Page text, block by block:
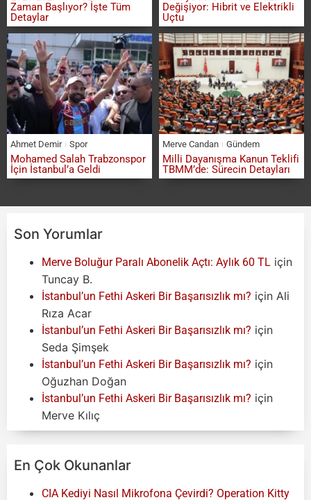
Zaman Başlıyor? İşte Tüm
Detaylar
Değişiyor: Hibrit ve Elektrikli
Uçtu
Ahmet Demir Spor
Mohamed Salah Trabzonspor
İçin İstanbul’a Geldi
Merve Candan Gündem
Milli Dayanışma Kanun Teklifi
TBMM’de: Sürecin Detayları
Son Yorumlar
Merve Boluğur Paralı Abonelik Açtı: Aylık 60 TL için
Tuncay B.
İstanbul’un Fethi Askeri Bir Başarısızlık mı? için Ali
Rıza Acar
İstanbul’un Fethi Askeri Bir Başarısızlık mı? için
Seda Şimşek
İstanbul’un Fethi Askeri Bir Başarısızlık mı? için
Oğuzhan Doğan
İstanbul’un Fethi Askeri Bir Başarısızlık mı? için
Merve Kılıç
En Çok Okunanlar
CIA Kediyi Nasıl Mikrofona Çevirdi? Operation Kitty